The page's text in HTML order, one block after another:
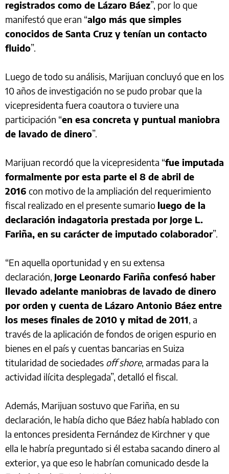
registrados como de Lázaro Báez”, por lo que
manifestó que eran “algo más que simples
conocidos de Santa Cruz y tenían un contacto
fluido”.
Luego de todo su análisis, Marijuan concluyó que en los
10 años de investigación no se pudo probar que la
vicepresidenta fuera coautora o tuviere una
participación “en esa concreta y puntual maniobra
de lavado de dinero”.
Marijuan recordó que la vicepresidenta “fue imputada
formalmente por esta parte el 8 de abril de
2016 con motivo de la ampliación del requerimiento
fiscal realizado en el presente sumario luego de la
declaración indagatoria prestada por Jorge L.
Fariña, en su carácter de imputado colaborador”.
“En aquella oportunidad y en su extensa
declaración, Jorge Leonardo Fariña confesó haber
llevado adelante maniobras de lavado de dinero
por orden y cuenta de Lázaro Antonio Báez entre
los meses finales de 2010 y mitad de 2011, a
través de la aplicación de fondos de origen espurio en
bienes en el país y cuentas bancarias en Suiza
titularidad de sociedades off shore, armadas para la
actividad ilícita desplegada”, detalló el fiscal.
Además, Marijuan sostuvo que Fariña, en su
declaración, le había dicho que Báez había hablado con
la entonces presidenta Fernández de Kirchner y que
ella le habría preguntado si él estaba sacando dinero al
exterior, ya que eso le habrían comunicado desde la